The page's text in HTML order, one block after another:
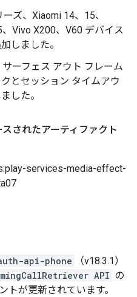
ズ、Xiaomi 14、15、
Vivo X200、V60 デバイス
しました。
ーフェス アウト フレーム
とセッション タイムアウ
した。
されたアーティファクト
services-media-effect-
api-phone
（v18.3.1）
API の
トが更新されています。